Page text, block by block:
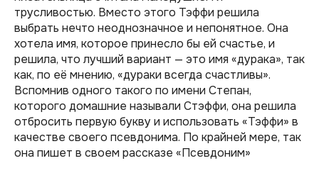
трусливостью. Вместо этого Тэффи решила
выбрать нечто неоднозначное и непонятное. Она
хотела имя, которое принесло бы ей счастье, и
решила, что лучший вариант — это имя «дурака», так
как, по её мнению, «дураки всегда счастливы».
Вспомнив одного такого по имени Степан,
которого домашние называли Стэффи, она решила
отбросить первую букву и использовать «Тэффи» в
качестве своего псевдонима. По крайней мере, так
она пишет в своем рассказе «Псевдоним»